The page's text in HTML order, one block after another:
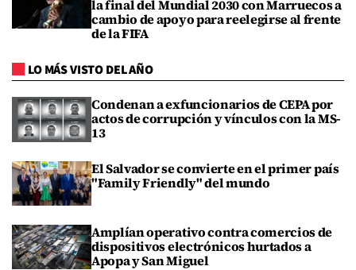
la final del Mundial 2030 con Marruecos a
cambio de apoyo para reelegirse al frente
de la FIFA
LO MÁS VISTO DEL AÑO
Condenan a exfuncionarios de CEPA por
actos de corrupción y vínculos con la MS-
13
El Salvador se convierte en el primer país
"Family Friendly" del mundo
Amplían operativo contra comercios de
dispositivos electrónicos hurtados a
Apopa y San Miguel